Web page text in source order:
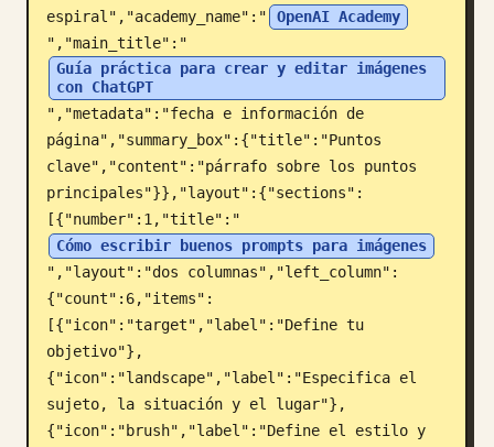
espiral","academy_name":"
OpenAI Academy
","main_title":"
Guía práctica para crear y editar imágenes
con ChatGPT
","metadata":"fecha e información de
página","summary_box":{"title":"Puntos
clave","content":"párrafo sobre los puntos
principales"}},"layout":{"sections":
[{"number":1,"title":"
Cómo escribir buenos prompts para imágenes
","layout":"dos columnas","left_column":
{"count":6,"items":
[{"icon":"target","label":"Define tu
objetivo"},
{"icon":"landscape","label":"Especifica el
sujeto, la situación y el lugar"},
{"icon":"brush","label":"Define el estilo y